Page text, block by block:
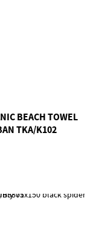
BEACH TOWEL
TKA/K102